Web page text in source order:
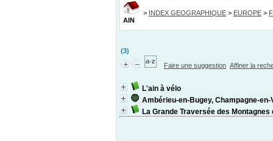
> INDEX GEOGRAPHIQUE > EUROPE >
AIN
(3)
Faire une suggestion Affiner la
L'ain à vélo
Ambérieu-en-Bugey, Champagne-
La Grande Traversée des Montagnes